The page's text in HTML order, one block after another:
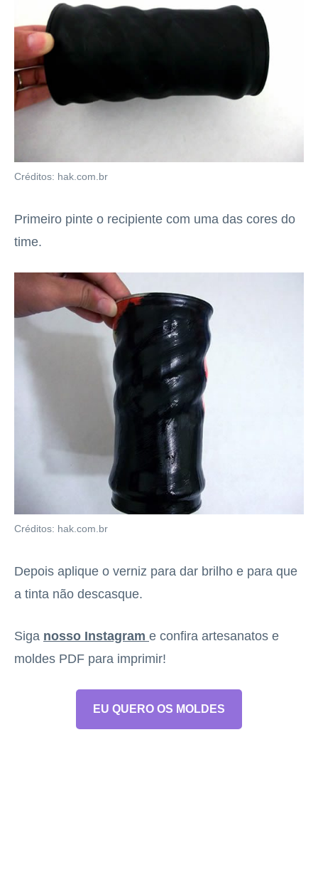
Créditos: hak.com.br
Primeiro pinte o recipiente com uma das cores do
time.
Créditos: hak.com.br
Depois aplique o verniz para dar brilho e para que
a tinta não descasque.
Siga nosso Instagram e confira artesanatos e
moldes PDF para imprimir!
EU QUERO OS MOLDES